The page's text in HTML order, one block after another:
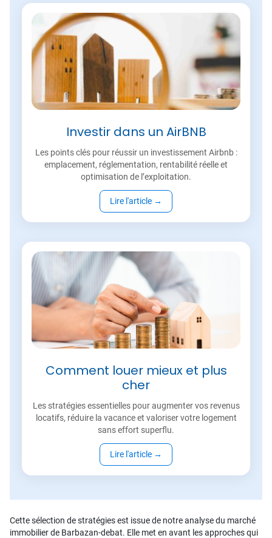
Investir dans un AirBNB
Les points clés pour réussir un investissement Airbnb :
emplacement, réglementation, rentabilité réelle et
optimisation de l’exploitation.
Lire l'article →
Comment louer mieux et plus
cher
Les stratégies essentielles pour augmenter vos revenus
locatifs, réduire la vacance et valoriser votre logement
sans effort superflu.
Lire l'article →
Cette sélection de stratégies est issue de notre analyse du marché
immobilier de Barbazan-debat. Elle met en avant les approches qui